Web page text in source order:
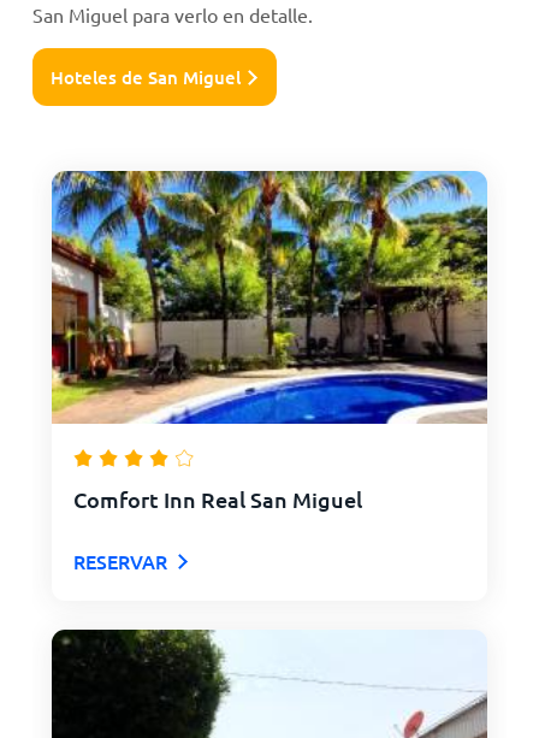
San Miguel para verlo en detalle.
Hoteles de San Miguel
Comfort Inn Real San Miguel
RESERVAR